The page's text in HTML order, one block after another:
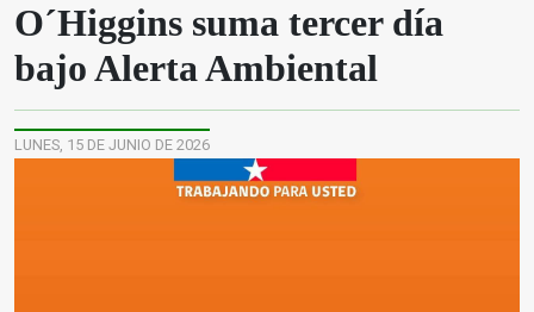
O´Higgins suma tercer día
bajo Alerta Ambiental
LUNES, 15 DE JUNIO DE 2026